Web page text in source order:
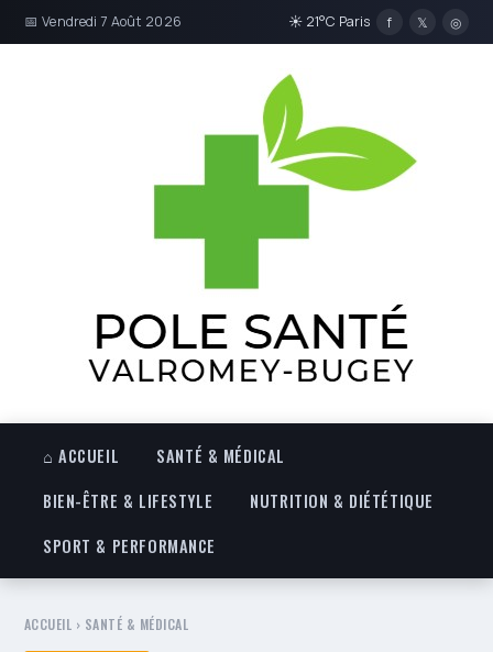
📅 Vendredi 7 Août 2026 ☀ 21°C Paris f 𝕏 ◎
⌂ ACCUEIL
SANTÉ & MÉDICAL
BIEN-ÊTRE & LIFESTYLE
NUTRITION & DIÉTÉTIQUE
SPORT & PERFORMANCE
ACCUEIL › SANTÉ & MÉDICAL